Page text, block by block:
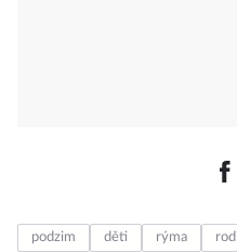
podzim děti rýma